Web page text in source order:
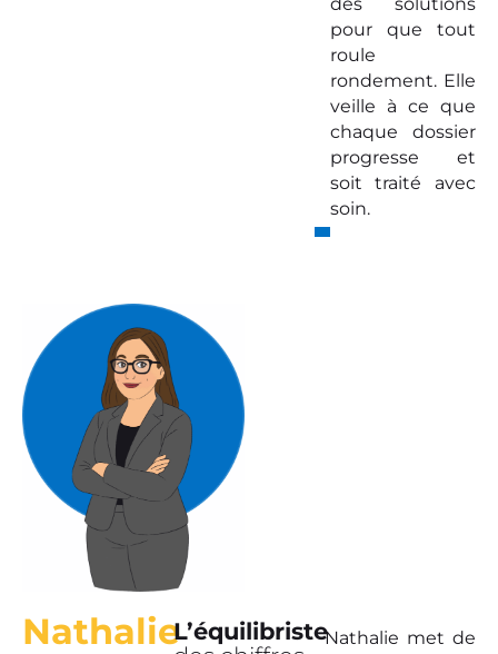
pour que tout
roule
rondement. Elle
veille à ce que
chaque dossier
progresse et
soit traité avec
soin.
NathalieL’équilibristeNathalie met de